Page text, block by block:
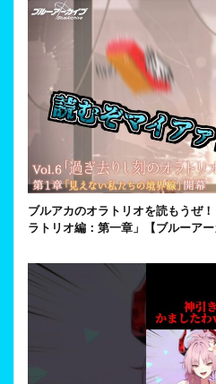
ブルアカのオラトリオを読もうぜ
ラトリオ編：第一章」【ブルーアー